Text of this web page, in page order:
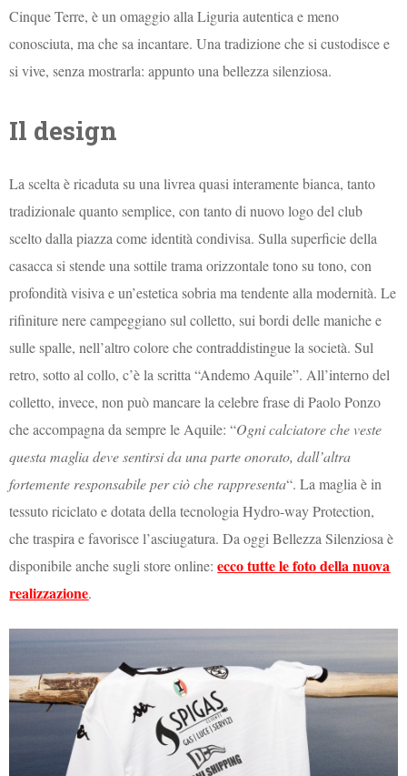
Cinque Terre, è un omaggio alla Liguria autentica e meno
conosciuta, ma che sa incantare. Una tradizione che si custodisce e
si vive, senza mostrarla: appunto una bellezza silenziosa.
Il design
La scelta è ricaduta su una livrea quasi interamente bianca, tanto
tradizionale quanto semplice, con tanto di nuovo logo del club
scelto dalla piazza come identità condivisa. Sulla superficie della
casacca si stende una sottile trama orizzontale tono su tono, con
profondità visiva e un’estetica sobria ma tendente alla modernità. Le
rifiniture nere campeggiano sul colletto, sui bordi delle maniche e
sulle spalle, nell’altro colore che contraddistingue la società. Sul
retro, sotto al collo, c’è la scritta “Andemo Aquile”. All’interno del
colletto, invece, non può mancare la celebre frase di Paolo Ponzo
che accompagna da sempre le Aquile: “Ogni calciatore che veste
questa maglia deve sentirsi da una parte onorato, dall’altra
fortemente responsabile per ciò che rappresenta“. La maglia è in
tessuto riciclato e dotata della tecnologia Hydro-way Protection,
che traspira e favorisce l’asciugatura. Da oggi Bellezza Silenziosa è
disponibile anche sugli store online:ecco tutte le foto della nuova
realizzazione.